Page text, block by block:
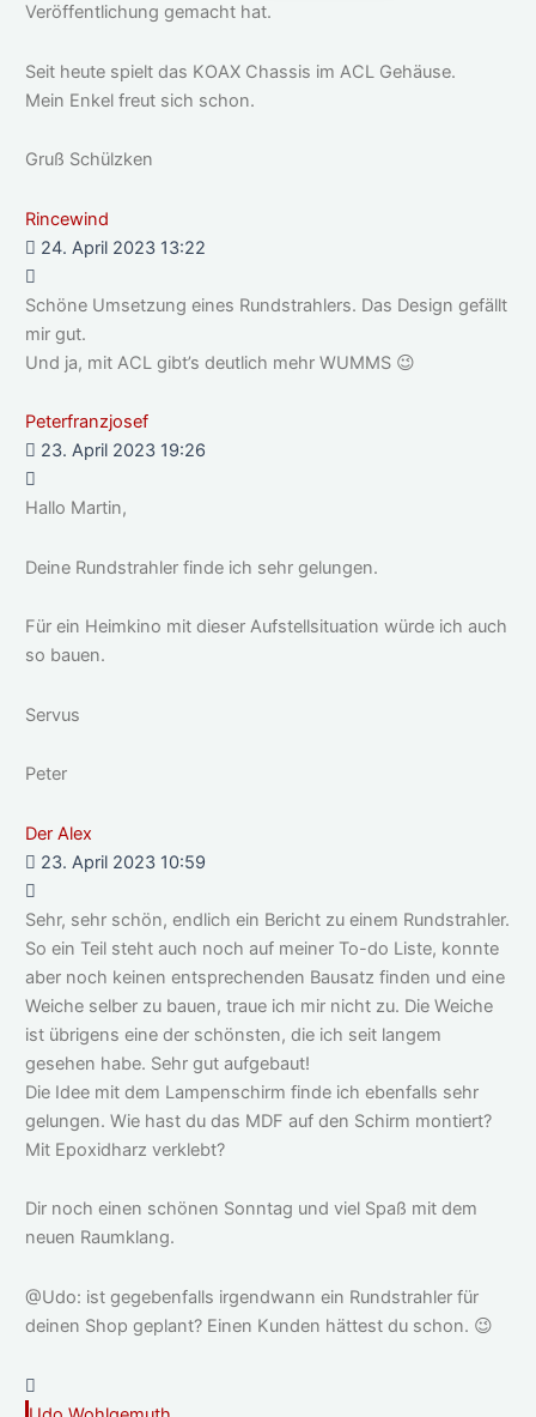
Veröffentlichung gemacht hat.
Seit heute spielt das KOAX Chassis im ACL Gehäuse.
Mein Enkel freut sich schon.
Gruß Schülzken
Rincewind
24. April 2023 13:22
Schöne Umsetzung eines Rundstrahlers. Das Design gefällt
mir gut.
Und ja, mit ACL gibt’s deutlich mehr WUMMS 😉
Peterfranzjosef
23. April 2023 19:26
Hallo Martin,
Deine Rundstrahler finde ich sehr gelungen.
Für ein Heimkino mit dieser Aufstellsituation würde ich auch
so bauen.
Servus
Peter
Der Alex
23. April 2023 10:59
Sehr, sehr schön, endlich ein Bericht zu einem Rundstrahler.
So ein Teil steht auch noch auf meiner To-do Liste, konnte
aber noch keinen entsprechenden Bausatz finden und eine
Weiche selber zu bauen, traue ich mir nicht zu. Die Weiche
ist übrigens eine der schönsten, die ich seit langem
gesehen habe. Sehr gut aufgebaut!
Die Idee mit dem Lampenschirm finde ich ebenfalls sehr
gelungen. Wie hast du das MDF auf den Schirm montiert?
Mit Epoxidharz verklebt?
Dir noch einen schönen Sonntag und viel Spaß mit dem
neuen Raumklang.
@Udo: ist gegebenfalls irgendwann ein Rundstrahler für
deinen Shop geplant? Einen Kunden hättest du schon. 😉